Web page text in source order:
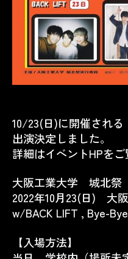
10/23(日)に開催され
出演決定しました。
詳細はイベントHPをご
大阪工業大学 城北祭
2022年10月23(日) 大
w/BACK LIFT , Bye-
【入場方法】